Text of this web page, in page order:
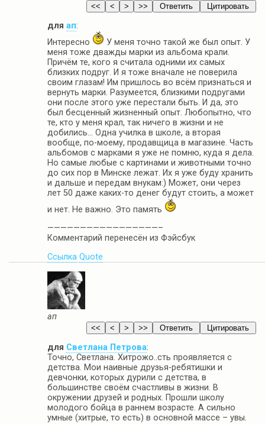
для ап:
Интересно
У меня точно такой же был опыт. У
меня тоже дважды марки из альбома крали.
Причём те, кого я считала одними их самых
близких подруг. И я тоже вначале не поверила
своим глазам! Им пришлось во всём признаться и
вернуть марки. Разумеется, близкими подругами
они после этого уже перестали быть. И да, это
был бесценный жизненный опыт. Любопытно, что
те, кто у меня крал, так ничего в жизни и не
добились… Одна училка в школе, а вторая
вообще, по-моему, продавщица в магазине. Часть
альбомов с марками я уже не помню, куда я дела.
Но самые любые с картинами и животными точно
до сих пор в Минске лежат. Их я уже буду хранить
и дальше и передам внукам:) Может, они через
лет 50 даже каких-то денег будут стоить, а может
и нет. Не важно. Это память
—————————————————–
Комментарий перенесён из Фэйсбук
Ссылка Quote
ап
для Светлана Петрова:
Точно, Светлана. Хитрожо..сть проявляется с
детства. Мои наивные друзья-ребятишки и
девчонки, которых дурили с детства, в
большинстве своём счастливы в жизни. В
окружении друзей и родных. Прошли школу
молодого бойца в раннем возрасте. А сильно
умные (хитрые, то есть) в основной массе – увы.